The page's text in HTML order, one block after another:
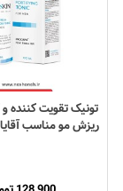
تونیک تقویت کننده
ریزش مو مناسب